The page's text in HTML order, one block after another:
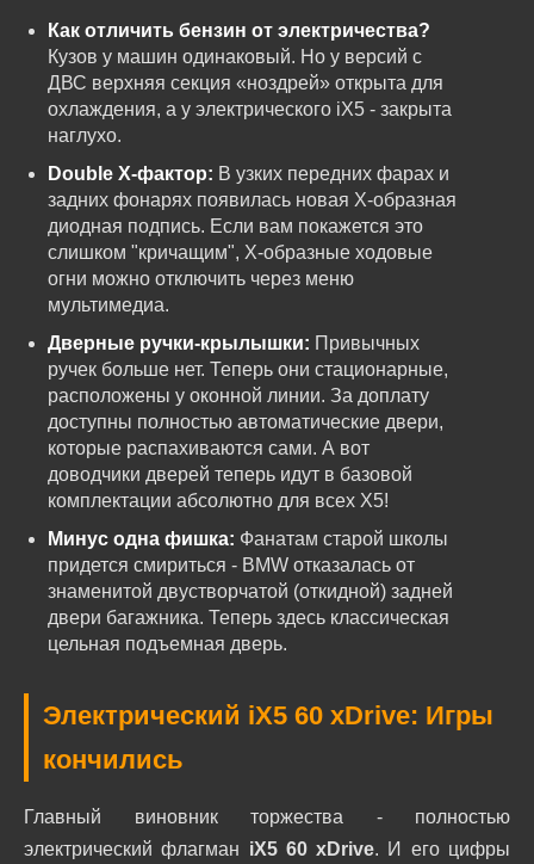
Как отличить бензин от электричества?
Кузов у машин одинаковый. Но у версий с
ДВС верхняя секция «ноздрей» открыта для
охлаждения, а у электрического iX5 - закрыта
наглухо.
Double X-фактор: В узких передних фарах и
задних фонарях появилась новая Х-образная
диодная подпись. Если вам покажется это
слишком "кричащим", Х-образные ходовые
огни можно отключить через меню
мультимедиа.
Дверные ручки-крылышки: Привычных
ручек больше нет. Теперь они стационарные,
расположены у оконной линии. За доплату
доступны полностью автоматические двери,
которые распахиваются сами. А вот
доводчики дверей теперь идут в базовой
комплектации абсолютно для всех X5!
Минус одна фишка: Фанатам старой школы
придется смириться - BMW отказалась от
знаменитой двустворчатой (откидной) задней
двери багажника. Теперь здесь классическая
цельная подъемная дверь.
Электрический iX5 60 xDrive: Игры
кончились
Главный виновник торжества - полностью
электрический флагман iX5 60 xDrive. И его цифры